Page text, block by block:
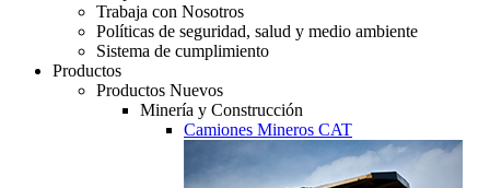
Trabaja con Nosotros
Políticas de seguridad, salud y medio ambiente
Sistema de cumplimiento
Productos
Productos Nuevos
Minería y Construcción
Camiones Mineros CAT